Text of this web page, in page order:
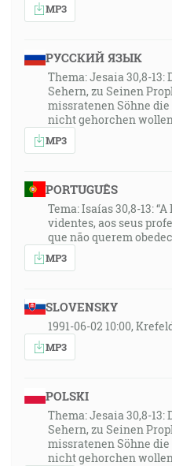
MP3
РУССКИЙ ЯЗЫК
Thema: Jesaia 30,8-13:
Sehern, zu Seinen
missratenen Söhne die
nicht gehorchen
MP3
PORTUGUÊS
Tema: Isaías 30,8-13:
videntes, aos seus
que não querem
MP3
SLOVENSKY
1991-06-02 10:00,
MP3
POLSKI
Thema: Jesaia 30,8-13:
Sehern, zu Seinen
missratenen Söhne die
nicht gehorchen